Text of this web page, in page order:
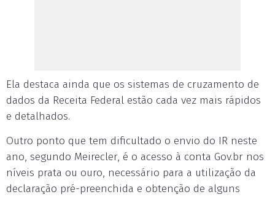
Ela destaca ainda que os sistemas de cruzamento de
dados da Receita Federal estão cada vez mais rápidos
e detalhados.
Outro ponto que tem dificultado o envio do IR neste
ano, segundo Meirecler, é o acesso à conta Gov.br nos
níveis prata ou ouro, necessário para a utilização da
declaração pré-preenchida e obtenção de alguns